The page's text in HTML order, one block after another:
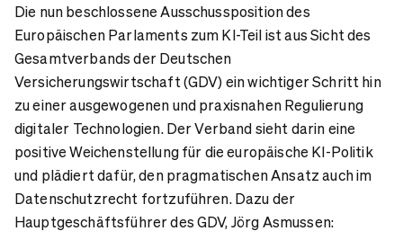
Die nun beschlossene Ausschussposition des
Europäischen Parlaments zum KI-Teil ist aus Sicht des
Gesamtverbands der Deutschen
Versicherungswirtschaft (GDV) ein wichtiger Schritt hin
zu einer ausgewogenen und praxisnahen Regulierung
digitaler Technologien. Der Verband sieht darin eine
positive Weichenstellung für die europäische KI-Politik
und plädiert dafür, den pragmatischen Ansatz auch im
Datenschutzrecht fortzuführen. Dazu der
Hauptgeschäftsführer des GDV, Jörg Asmussen: